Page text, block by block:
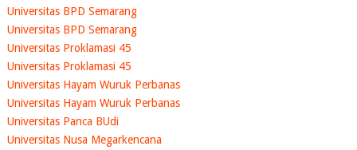
Universitas BPD Semarang
Universitas BPD Semarang
Universitas Proklamasi 45
Universitas Proklamasi 45
Universitas Hayam Wuruk Perbanas
Universitas Hayam Wuruk Perbanas
Universitas Panca BUdi
Universitas Nusa Megarkencana